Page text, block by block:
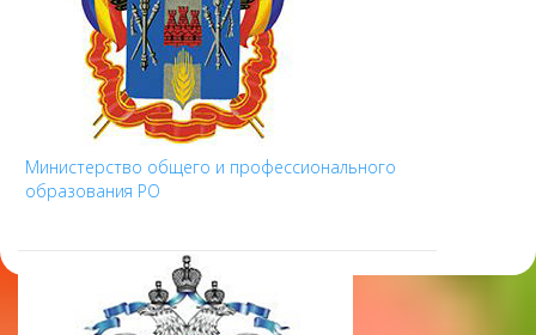
Министерство общего и профессионального
образования РО